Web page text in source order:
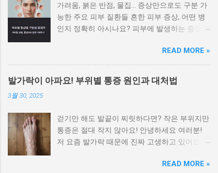
가려움, 붉은 반점, 물집… 증상만으로도 구분 가
능한 주요 피부 질환들 흔한 피부 증상, 어떤 병
인지 정확히 아시나요? 피부에 발생하는 증상은
수 있으며, 치료법도 달라집니다. 가려움이나 붉
은 반점, 각질, 수포 등 증상만으로도 어느 정도
피부병을 구별할 수 있습니다. 이 글에서는 대표
적인 피부 질환을 증상별로 나눠 정리 하여 빠르
는 경우 습진과 옴을 우선적으로 의심해야 합니
다 가장 흔한 피부 증상인 가려움은 원인에 따라
양상이 다릅니다. 습진 은 피부가 붉어지고 벗겨
으로, 특히 밤에 가려움이 심해지는 것이 특징입
READ MORE »
발가락이 아파요! 부위별 통증 원인과 대처법
3월 30, 2025
걷기만 해도 발끝이 찌릿하다면? 작은 부위지만
통증은 절대 작지 않아요! 안녕하세요 여러분!
저 요즘 발가락 때문에 진짜 고생하고 있어요.
딜 때, 말로 표현 못할 만큼 아프더라고요. 처음
READ MORE »